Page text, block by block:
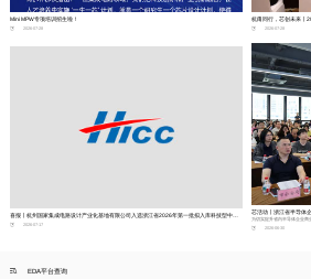
Mini MPW专项培训招生啦！
2026-07-28
杭甬同行，芯创未来丨
2026-07-28
喜报丨杭州国家集成电路设计产业化基地有限公司入选浙江省2026年第一批拟入库科技型中小企业名单
2026-07-17
芯活动丨浙江省半导体
为切实提升省内半导体企业
2026-06-30
EDA平台查询